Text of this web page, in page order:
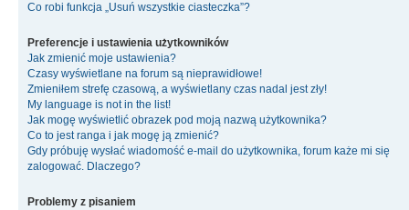
Co robi funkcja „Usuń wszystkie ciasteczka”?
Preferencje i ustawienia użytkowników
Jak zmienić moje ustawienia?
Czasy wyświetlane na forum są nieprawidłowe!
Zmieniłem strefę czasową, a wyświetlany czas nadal jest zły!
My language is not in the list!
Jak mogę wyświetlić obrazek pod moją nazwą użytkownika?
Co to jest ranga i jak mogę ją zmienić?
Gdy próbuję wysłać wiadomość e-mail do użytkownika, forum każe mi się
zalogować. Dlaczego?
Problemy z pisaniem